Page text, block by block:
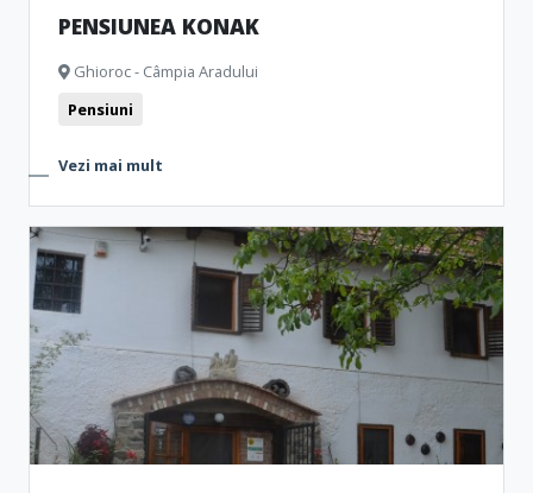
PENSIUNEA KONAK
Ghioroc - Câmpia Aradului
Pensiuni
Vezi mai mult